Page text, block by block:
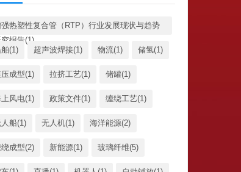
热塑性复合管（RTP）行业发展现状与趋势
报告(1)
(1)
超声波焊接(1) 物流(1) 储氢(1)
成型(1) 拉挤工艺(1) 储罐(1)
风电(1) 政策文件(1) 缠绕工艺(1)
船(1) 无人机(1) 海洋能源(2)
成型(2) 新能源(1) 玻璃纤维(5)